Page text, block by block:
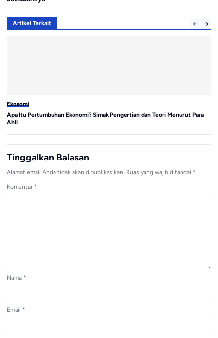
Artikel Terkait
Ekonomi
Apa Itu Pertumbuhan Ekonomi? Simak Pengertian dan Teori Menurut Para
Ahli
Tinggalkan Balasan
Alamat email Anda tidak akan dipublikasikan. Ruas yang wajib ditandai *
Komentar *
Nama *
Email *